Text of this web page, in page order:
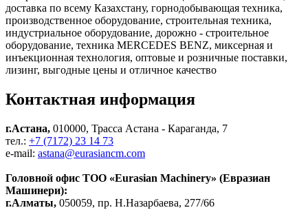
доставка по всему Казахстану, горнодобывающая техника,
производственное оборудование, строительная техника,
индустриальное оборудование, дорожно - строительное
оборудование, техника MERCEDES BENZ, миксерная и
инъекционная технология, оптовые и розничные поставки,
лизинг, выгодные цены и отличное качество
Контактная информация
г.Астана, 010000, Трасса Астана - Караганда, 7
тел.: +7 (7172) 23 14 73
e-mail: astana@eurasiancm.com
Головной офис ТОО «Eurasian Machinery» (Евразиан
Машинери):
г.Алматы, 050059, пр. Н.Назарбаева, 277/66